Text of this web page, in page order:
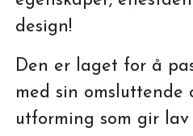
design!
Den er laget for å
med sin omsluttende
utforming som gir